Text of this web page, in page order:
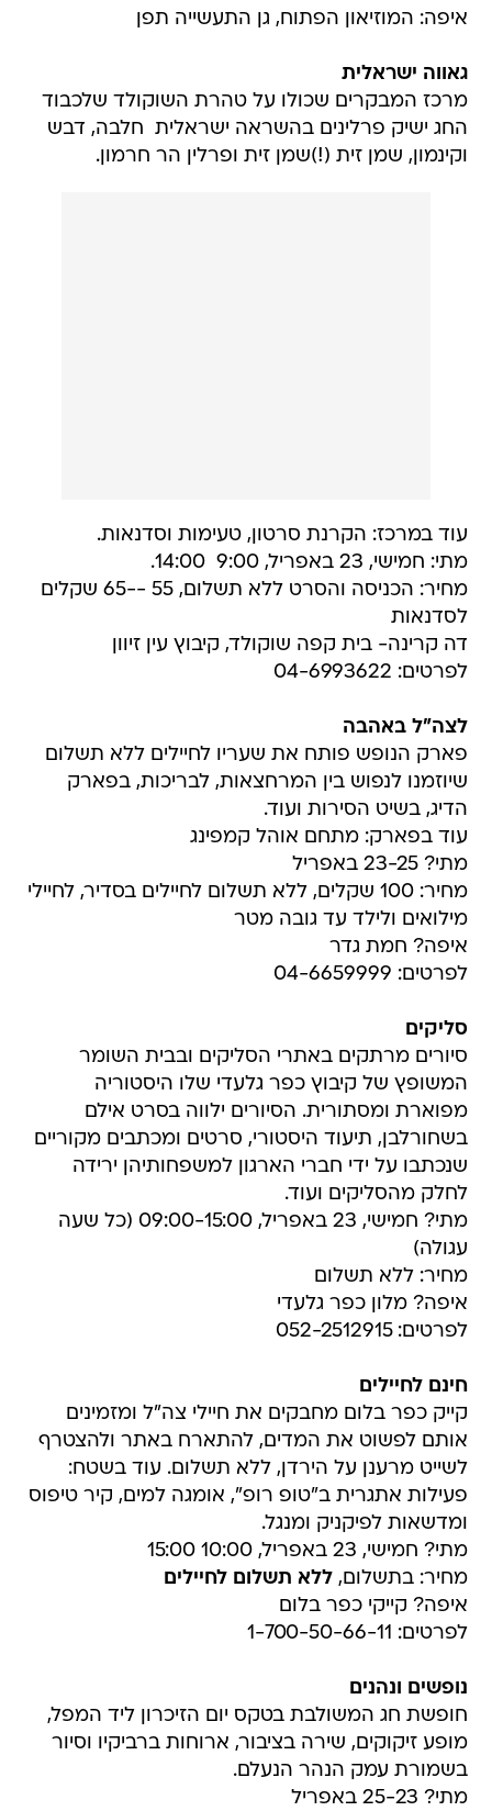
איפה: המוזיאון הפתוח, גן התעשייה תפן
גאווה ישראלית
מרכז המבקרים שכולו על טהרת השוקולד שלכבוד
החג ישיק פרלינים בהשראה ישראלית  חלבה, דבש
וקינמון, שמן זית (!)שמן זית ופרלין הר חרמון.
עוד במרכז: הקרנת סרטון, טעימות וסדנאות.
מתי: חמישי, 23 באפריל, 9:00  14:00.
מחיר: הכניסה והסרט ללא תשלום, 55 --65 שקלים
לסדנאות
דה קרינה- בית קפה שוקולד, קיבוץ עין זיוון
לפרטים: 04-6993622
לצה"ל באהבה
פארק הנופש פותח את שעריו לחיילים ללא תשלום
שיוזמנו לנפוש בין המרחצאות, לבריכות, בפארק
הדיג, בשיט הסירות ועוד.
עוד בפארק: מתחם אוהל קמפינג
מתי? 23-25 באפריל
מחיר: 100 שקלים, ללא תשלום לחיילים בסדיר, לחיילי
מילואים ולילד עד גובה מטר
איפה? חמת גדר
לפרטים: 04-6659999
סליקים
סיורים מרתקים באתרי הסליקים ובבית השומר
המשופץ של קיבוץ כפר גלעדי שלו היסטוריה
מפוארת ומסתורית. הסיורים ילווה בסרט אילם
בשחורלבן, תיעוד היסטורי, סרטים ומכתבים מקוריים
שנכתבו על ידי חברי הארגון למשפחותיהן ירידה
לחלק מהסליקים ועוד.
מתי? חמישי, 23 באפריל, 09:00-15:00 (כל שעה
עגולה)
מחיר: ללא תשלום
איפה? מלון כפר גלעדי
לפרטים: 052-2512915
חינם לחיילים
קייק כפר בלום מחבקים את חיילי צה"ל ומזמינים
אותם לפשוט את המדים, להתארח באתר ולהצטרף
לשייט מרענן על הירדן, ללא תשלום. עוד בשטח:
פעילות אתגרית ב"טופ רופ", אומגה למים, קיר טיפוס
ומדשאות לפיקניק ומנגל.
מתי? חמישי, 23 באפריל, 10:00 15:00
מחיר: בתשלום,ללא תשלום לחיילים
איפה? קייקי כפר בלום
לפרטים: 1-700-50-66-11
נופשים ונהנים
חופשת חג המשולבת בטקס יום הזיכרון ליד המפל,
מופע זיקוקים, שירה בציבור, ארוחות ברביקיו וסיור
בשמורת עמק הנהר הנעלם.
מתי? 25-23 באפריל